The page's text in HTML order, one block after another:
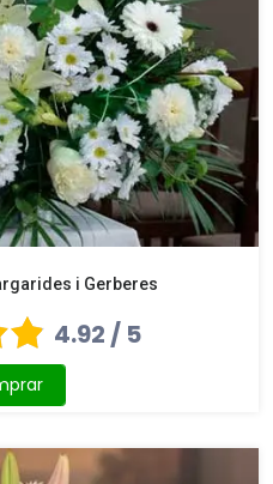
i Gerberes
4.92 / 5